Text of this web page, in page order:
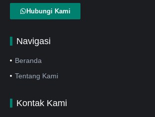
Hubungi Kami
Navigasi
Beranda
Tentang Kami
Kontak Kami